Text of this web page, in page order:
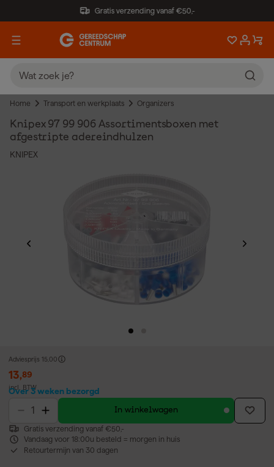
Gratis verzending vanaf €50,-
Home Transport en werkplaats Organizers
Knipex 97 99 906 Assortimentsboxen met
afgestripte adereindhulzen
KNIPEX
Adviesprijs 15,00
13,89
incl. BTW
Over 3 weken bezorgd
In winkelwagen
Gratis verzending vanaf €50,-
Vandaag voor 18:00u besteld = morgen in huis
Retourtermijn van 30 dagen